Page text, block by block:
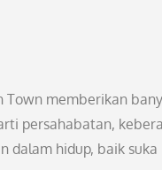
Town memberikan
persahabatan,
dalam hidup, baik suka